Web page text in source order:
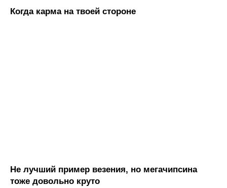
Когда карма на твоей стороне
Не лучший пример везения, но мегачипсина
тоже довольно круто